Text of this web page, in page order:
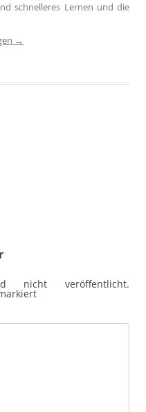
schnelleres Lernen und die
→
nicht veröffentlicht.